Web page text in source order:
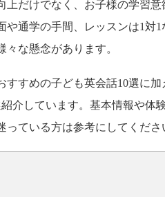
上だけでなく、お子様の学習
や通学の手間、レッスンは1対
々な懸念があります。
すすめの子ども英会話10選に
介しています。基本情報や体
ている方は参考にしてくださ